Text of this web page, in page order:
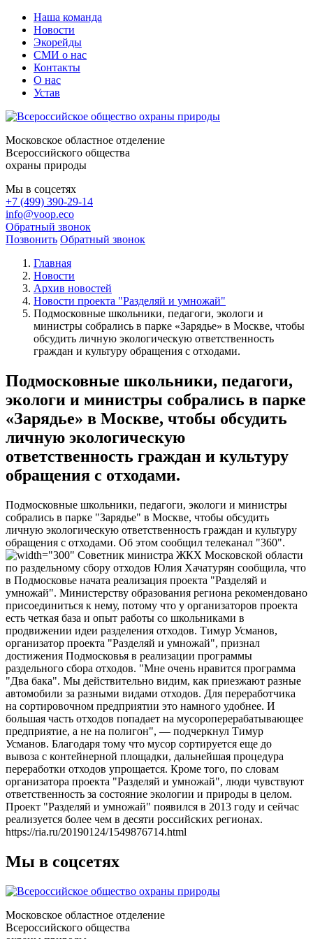
Наша команда
Новости
Экорейды
СМИ о нас
Контакты
О нас
Устав
Московское областное отделение
Всероссийского общества
охраны природы
Мы в соцсетях
+7 (499) 390-29-14
info@voop.eco
Обратный звонок
Позвонить Обратный звонок
Главная
Новости
Архив новостей
Новости проекта "Разделяй и умножай"
Подмосковные школьники, педагоги, экологи и
министры собрались в парке «Зарядье» в Москве, чтобы
обсудить личную экологическую ответственность
граждан и культуру обращения с отходами.
Подмосковные школьники, педагоги,
экологи и министры собрались в парке
«Зарядье» в Москве, чтобы обсудить
личную экологическую
ответственность граждан и культуру
обращения с отходами.
Подмосковные школьники, педагоги, экологи и министры
собрались в парке "Зарядье" в Москве, чтобы обсудить
личную экологическую ответственность граждан и культуру
обращения с отходами. Об этом сообщил телеканал "360".
Советник министра ЖКХ Московской области
по раздельному сбору отходов Юлия Хачатурян сообщила, что
в Подмосковье начата реализация проекта "Разделяй и
умножай". Министерству образования региона рекомендовано
присоединиться к нему, потому что у организаторов проекта
есть четкая база и опыт работы со школьниками в
продвижении идеи разделения отходов. Тимур Усманов,
организатор проекта "Разделяй и умножай", признал
достижения Подмосковья в реализации программы
раздельного сбора отходов. "Мне очень нравится программа
"Два бака". Мы действительно видим, как приезжают разные
автомобили за разными видами отходов. Для переработчика
на сортировочном предприятии это намного удобнее. И
большая часть отходов попадает на мусороперерабатывающее
предприятие, а не на полигон", — подчеркнул Тимур
Усманов. Благодаря тому что мусор сортируется еще до
вывоза с контейнерной площадки, дальнейшая процедура
переработки отходов упрощается. Кроме того, по словам
организатора проекта "Разделяй и умножай", люди чувствуют
ответственность за состояние экологии и природы в целом.
Проект "Разделяй и умножай" появился в 2013 году и сейчас
реализуется более чем в десяти российских регионах.
https://ria.ru/20190124/1549876714.html
Мы в соцсетях
Московское областное отделение
Всероссийского общества